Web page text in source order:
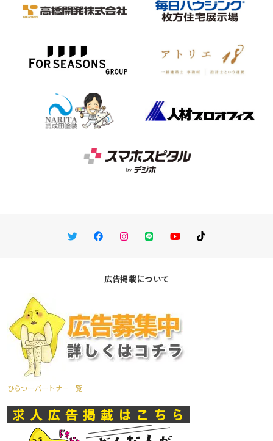
TwitterFacebookInstagram
LINE You TubeTikTok
広告掲載について
ひらつーパートナー一覧